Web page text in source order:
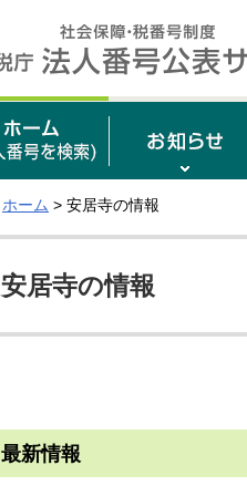
ホーム > 安居寺の情報
安居寺の情報
最新情報